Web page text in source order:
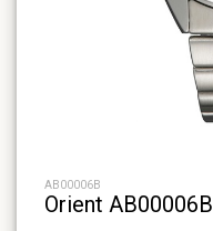
AB00006B
Orient AB00006B